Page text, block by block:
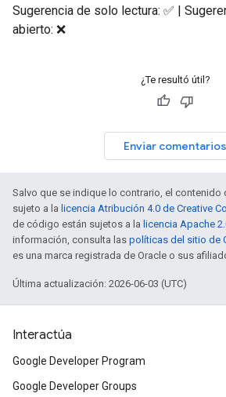
Sugerencia de solo lectura: ✅ |
abierto: ❌
¿Te resultó útil?
Enviar comentarios
Salvo que se indique lo contrario, el contenido
sujeto a la licencia Atribución 4.0 de Creative
de código están sujetos a la licencia Apache
información, consulta las políticas del sitio de
es una marca registrada de Oracle o sus
Última actualización: 2026-06-03 (UTC)
Interactúa
Google Developer Program
Google Developer Groups